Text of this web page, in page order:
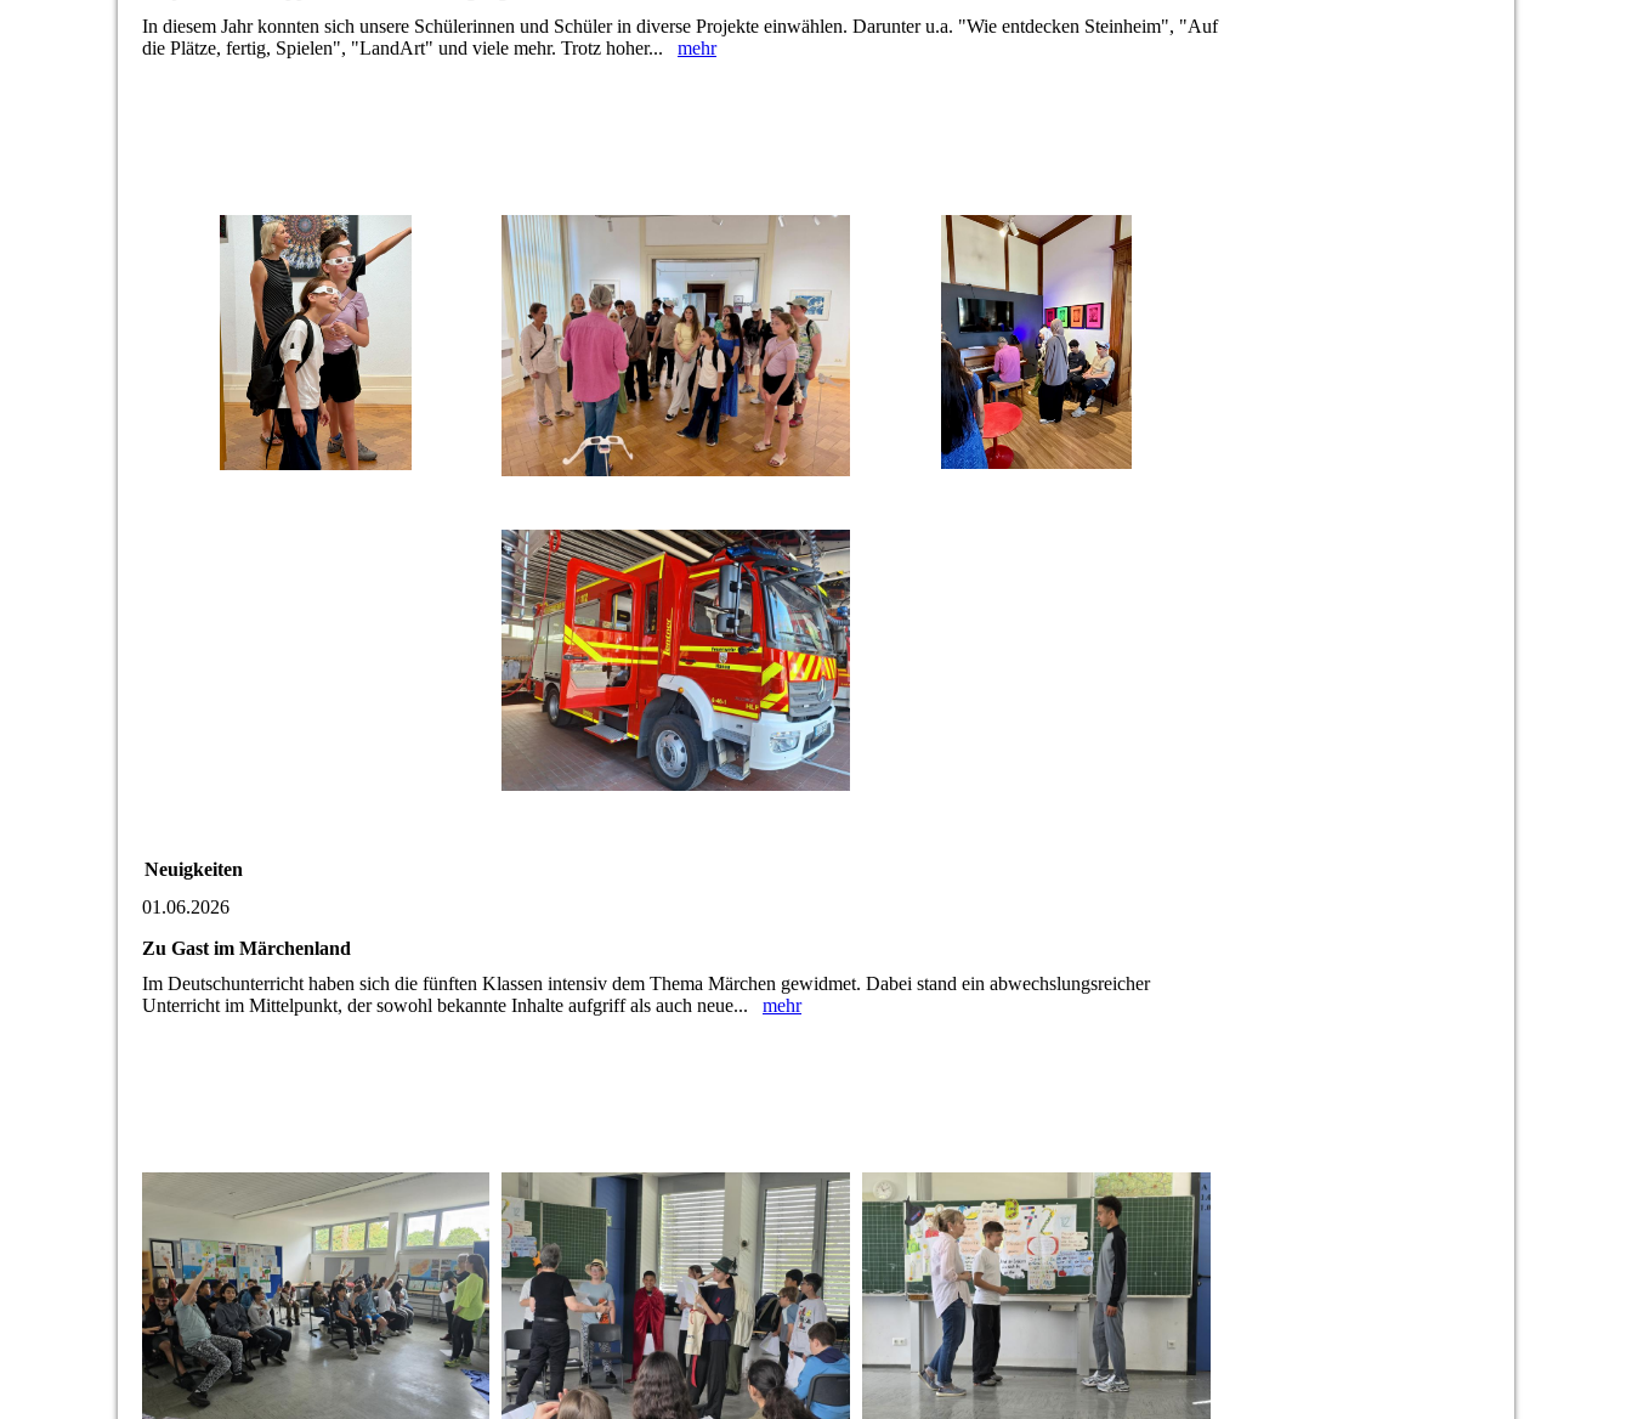
In diesem Jahr konnten sich unsere Schülerinnen und Schüler in diverse Projekte einwählen. Darunter u.a. "Wie entdecken Steinheim", "Auf
die Plätze, fertig, Spielen", "LandArt" und viele mehr. Trotz hoher... mehr
Neuigkeiten
01.06.2026
Zu Gast im Märchenland
Im Deutschunterricht haben sich die fünften Klassen intensiv dem Thema Märchen gewidmet. Dabei stand ein abwechslungsreicher
Unterricht im Mittelpunkt, der sowohl bekannte Inhalte aufgriff als auch neue... mehr